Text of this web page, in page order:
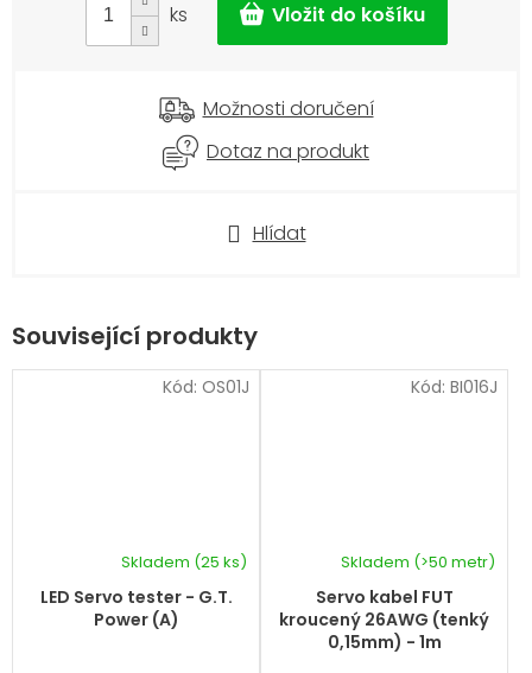
Hlídat
ks
Možnosti doručení
Dotaz na produkt
Související produkty
LED Servo tester - G.T.
Power (A)
Skladem (25 ks)
Kód: OS01J
Servo kabel FUT
kroucený 26AWG (tenký
0,15mm) - 1m
Skladem (>50 metr)
Kód: BI016J